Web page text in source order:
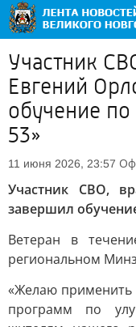
Участник
Евгений
обучение
53»
11 июня 2026, 23:57
Участник СВО,
завершил
Ветеран в
региональном
«Желаю применить
программ по